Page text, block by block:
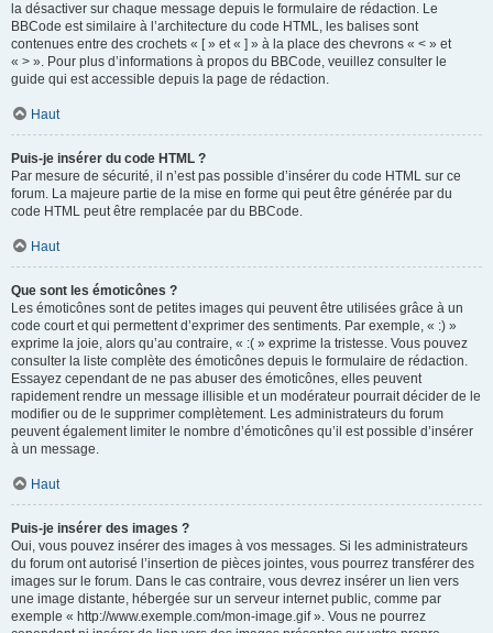
la désactiver sur chaque message depuis le formulaire de rédaction. Le
BBCode est similaire à l’architecture du code HTML, les balises sont
contenues entre des crochets « [ » et « ] » à la place des chevrons « < » et
« > ». Pour plus d’informations à propos du BBCode, veuillez consulter le
guide qui est accessible depuis la page de rédaction.
Haut
Puis-je insérer du code HTML ?
Par mesure de sécurité, il n’est pas possible d’insérer du code HTML sur ce
forum. La majeure partie de la mise en forme qui peut être générée par du
code HTML peut être remplacée par du BBCode.
Haut
Que sont les émoticônes ?
Les émoticônes sont de petites images qui peuvent être utilisées grâce à un
code court et qui permettent d’exprimer des sentiments. Par exemple, « :) »
exprime la joie, alors qu’au contraire, « :( » exprime la tristesse. Vous pouvez
consulter la liste complète des émoticônes depuis le formulaire de rédaction.
Essayez cependant de ne pas abuser des émoticônes, elles peuvent
rapidement rendre un message illisible et un modérateur pourrait décider de le
modifier ou de le supprimer complètement. Les administrateurs du forum
peuvent également limiter le nombre d’émoticônes qu’il est possible d’insérer
à un message.
Haut
Puis-je insérer des images ?
Oui, vous pouvez insérer des images à vos messages. Si les administrateurs
du forum ont autorisé l’insertion de pièces jointes, vous pourrez transférer des
images sur le forum. Dans le cas contraire, vous devrez insérer un lien vers
une image distante, hébergée sur un serveur internet public, comme par
exemple « http://www.exemple.com/mon-image.gif ». Vous ne pourrez